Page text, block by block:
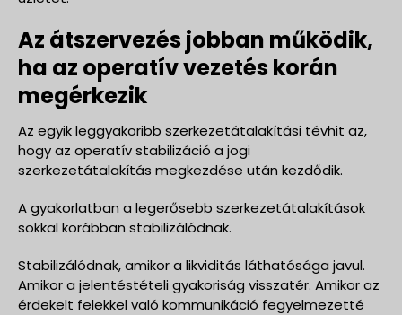
Az átszervezés jobban működik,
ha az operatív vezetés korán
megérkezik
Az egyik leggyakoribb szerkezetátalakítási tévhit az,
hogy az operatív stabilizáció a jogi
szerkezetátalakítás megkezdése után kezdődik.
A gyakorlatban a legerősebb szerkezetátalakítások
sokkal korábban stabilizálódnak.
Stabilizálódnak, amikor a likviditás láthatósága javul.
Amikor a jelentéstételi gyakoriság visszatér. Amikor az
érdekelt felekkel való kommunikáció fegyelmezetté